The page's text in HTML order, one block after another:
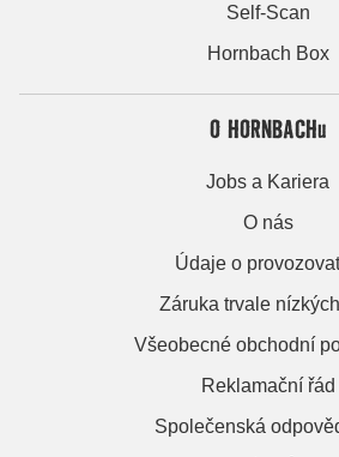
Self-Scan
Hornbach Box
O HORNBACHu
Jobs a Kariera
O nás
Údaje o
Záruka trvale
Všeobecné obchodní
Reklamační řád
Společenská